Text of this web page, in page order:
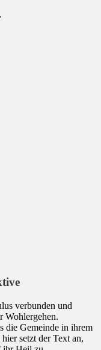
verbunden und
Wohlergehen.
die Gemeinde in ihrem
setzt der Text an,